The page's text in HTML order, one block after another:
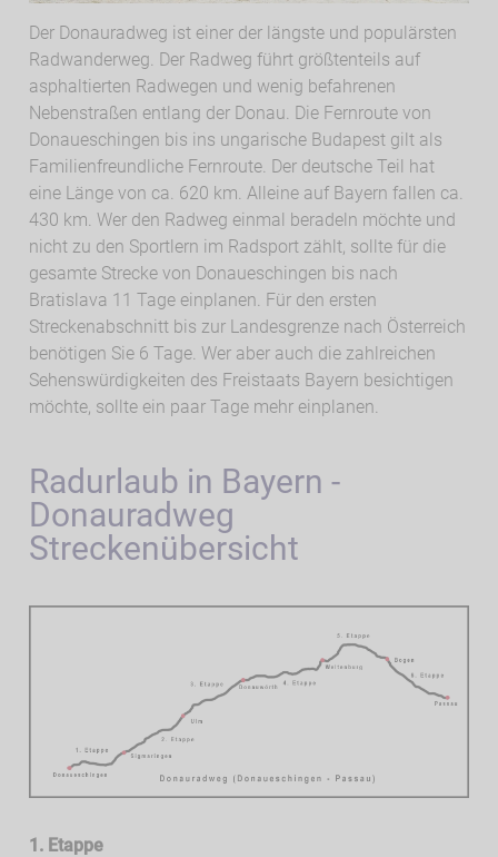
Der Donauradweg ist einer der längste und populärsten
Radwanderweg. Der Radweg führt größtenteils auf
asphaltierten Radwegen und wenig befahrenen
Nebenstraßen entlang der Donau. Die Fernroute von
Donaueschingen bis ins ungarische Budapest gilt als
Familienfreundliche Fernroute. Der deutsche Teil hat
eine Länge von ca. 620 km. Alleine auf Bayern fallen ca.
430 km. Wer den Radweg einmal beradeln möchte und
nicht zu den Sportlern im Radsport zählt, sollte für die
gesamte Strecke von Donaueschingen bis nach
Bratislava 11 Tage einplanen. Für den ersten
Streckenabschnitt bis zur Landesgrenze nach Österreich
benötigen Sie 6 Tage. Wer aber auch die zahlreichen
Sehenswürdigkeiten des Freistaats Bayern besichtigen
möchte, sollte ein paar Tage mehr einplanen.
Radurlaub in Bayern -
Donauradweg
Streckenübersicht
1. Etappe